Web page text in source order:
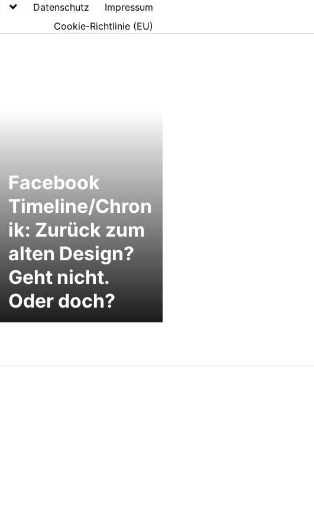
Datenschutz
Impressum
Cookie-Richtlinie (EU)
Facebook
Timeline/Chron
ik: Zurück zum
alten Design?
Geht nicht.
Oder doch?